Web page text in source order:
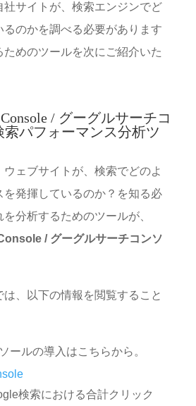
社サイトが、検索エンジンでど
のかを調べる必要があります
めのツールを次にご紹介いた
/ グーグルサーチコ
索パフォーマンス分析ツ
ウェブサイトが、検索でどのよ
を発揮しているのか？を知る必
分析するためのツールが、
/ グーグルサーチコンソ
、以下の情報を閲覧すること
ールの導入はこちらから。
検索における合計クリック